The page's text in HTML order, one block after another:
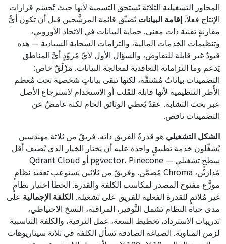
المحاور التشغيلية الثلاثة تَستحق التسمية لأنها حيث تُحسَم قرارات
الإنتاج فعلاً. إقامة البياناتتُضيِّق قائمة المرشَّحين قبل أن تكون أيُّ
مقارنةٍ تقنية ذات معنى. حماية البيانات في الاتحاد الأوروبي،
وتنظيمات الخدمات المالية، والتزامات السحابة السيادية — هذه
قيودٌ غير قابلة للتفاوض، والسؤال الأول لأيِّ مُزوِّدٍ أيَّ المناطق
يَدعم وما التزاماته التعاقدية لمعالجة البيانات. مَزْلَقٌ خاص:
التضمينات بياناتٌ مُشتقَّة، لكنها تَبقى بياناتٍ شخصية تحت مُعظم
الأُطر التنظيمية لأنها قابلة للقَلب أو الاستخدام لاسترجاع الأصل
عبر بحث التشابه. عقدٌ يُغطي الوثائق الخام لكنه غامضٌ عن
التضمينات ناقص.
الشكل التشغيلي هو قدرةُ الفريق ذاته. فريقٌ من ثلاثة مهندسين
يُشغِّلون خدمة تطبيقٍ واحدة عليه أن يَختار الخيار الذي يُضيف أقل
سطحٍ تشغيلي — pgvector، Pinecone أو Qdrant Cloud
مُدارَيْن، Chroma مُضمَّن. وفريقٌ من ثلاثين يَستوعب تعقيد نظامٍ
موزَّع مفتوح المصدر لمكاسب الكلفة والقدرة. الخطأ اختيار نظامٍ
غير مُلائمٍ للقدرة الفعلية للفريق على تَشغيله. الكلفة الإجمالية على
مدى حياة النظام تَشمل التَّوفير، المراقبة، النسخ الاحتياطي،
تَدريبات الاسترداد، تَخطيط السعة، عمل الترقية، والكلفة التناسبية
لزمن المناوبة. الصياغة الصادقة تَسأل الكلفة في ثلاثة سيناريوهات